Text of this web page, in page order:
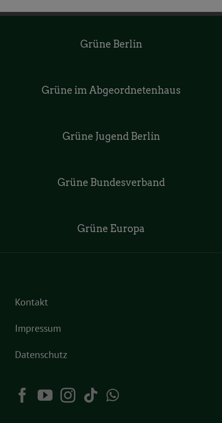
Grüne Berlin
Grüne im Abgeordnetenhaus
Grüne Jugend Berlin
Grüne Bundesverband
Grüne Europa
Kontakt
Impressum
Datenschutz